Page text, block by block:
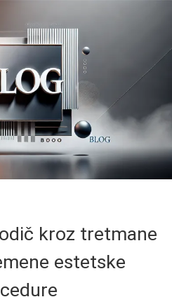
kroz tretmane
estetske